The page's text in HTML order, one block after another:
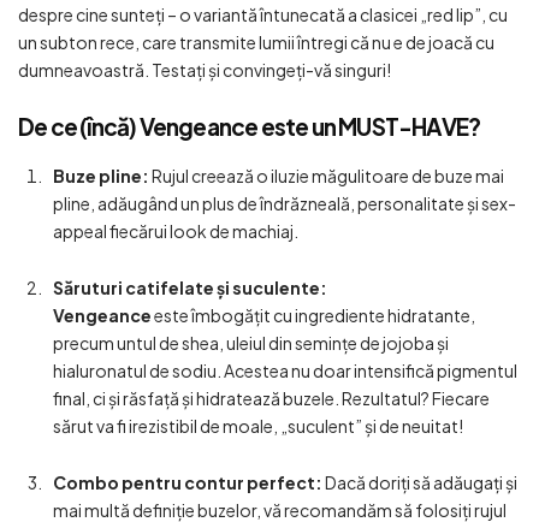
despre cine sunteți – o variantă întunecată a clasicei „red lip”, cu
un subton rece, care transmite lumii întregi că nu e de joacă cu
dumneavoastră. Testați și convingeți-vă singuri!
De ce (încă) Vengeance este un MUST-HAVE?
Buze pline: Rujul creează o iluzie măgulitoare de buze mai
pline, adăugând un plus de îndrăzneală, personalitate și sex-
appeal fiecărui look de machiaj.
Săruturi catifelate și suculente:
Vengeanceeste îmbogățit cu ingrediente hidratante,
precum untul de shea, uleiul din semințe de jojoba și
hialuronatul de sodiu. Acestea nu doar intensifică pigmentul
final, ci și răsfață și hidratează buzele. Rezultatul? Fiecare
sărut va fi irezistibil de moale, „suculent” și de neuitat!
Combo pentru contur perfect: Dacă doriți să adăugați și
mai multă definiție buzelor, vă recomandăm să folosiți rujul